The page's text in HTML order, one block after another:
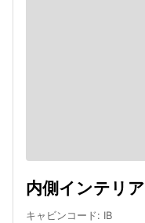
内側インテリア
キャビンコード: IB